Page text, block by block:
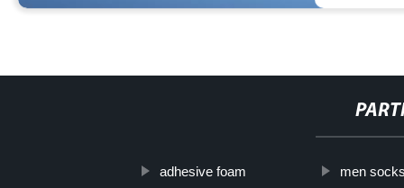
adhesive foam men